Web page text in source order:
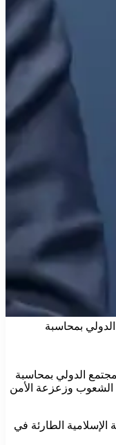
بمحاسبة
الدولي بمحاسبة
الشعوب وزعزعة الأمن
الطارئة في